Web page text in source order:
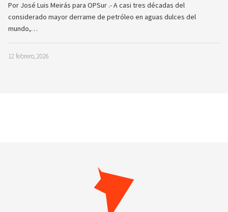
Por José Luis Meirás para OPSur .- A casi tres décadas del
considerado mayor derrame de petróleo en aguas dulces del
mundo,…
12 febrero, 2026